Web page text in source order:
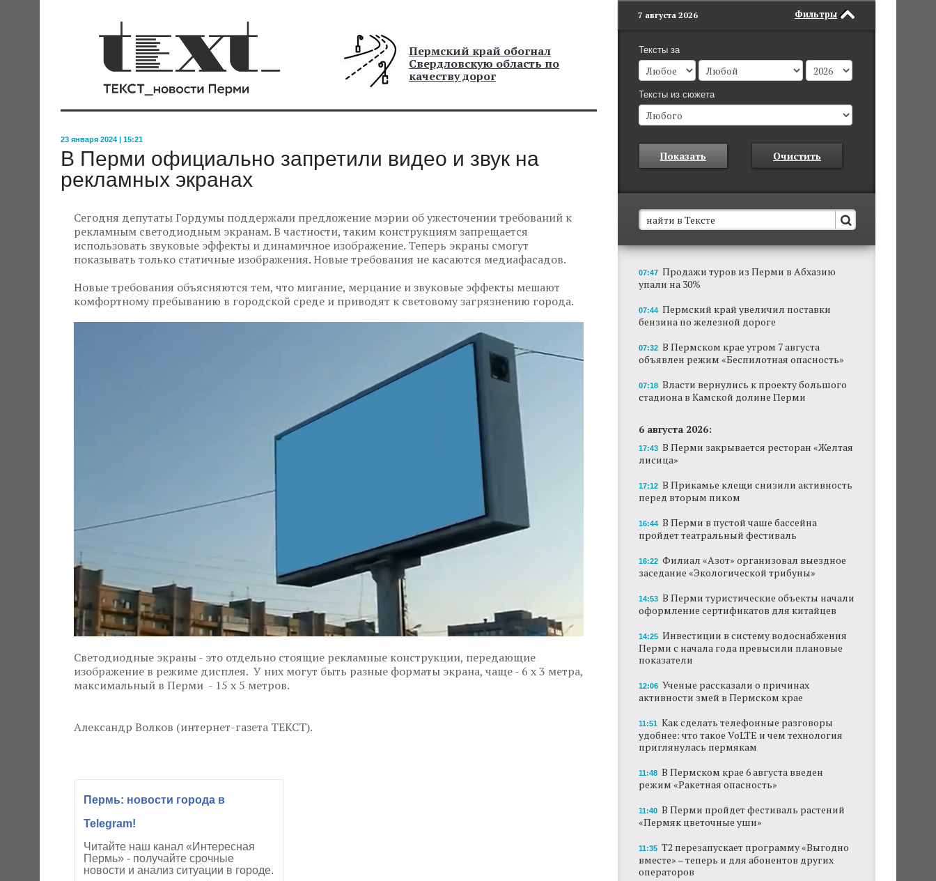
Пермский край обогнал
Свердловскую область по
качеству дорог
23 января 2024 | 15:21
В Перми официально запретили видео и звук на
рекламных экранах
Сегодня депутаты Гордумы поддержали предложение мэрии об ужесточении требований к
рекламным светодиодным экранам. В частности, таким конструкциям запрещается
использовать звуковые эффекты и динамичное изображение. Теперь экраны смогут
показывать только статичные изображения. Новые требования не касаются медиа­фасадов.
Новые требования объясняются тем, что мигание, мерцание и звуковые эффекты мешают
комфортному пребыванию в городской среде и приводят к световому загрязнению города.
Светодиодные экраны - это отдельно стоящие рекламные конструкции, передающие
изображение в режиме дисплея. У них могут быть разные форматы экрана, чаще - 6 x 3 метра,
максимальный в Перми - 15 x 5 метров.
Александр Волков (интернет-газета ТЕКСТ).
Пермь: новости города в
Telegram!
Читайте наш канал «Интересная
Пермь» - получайте срочные
новости и анализ ситуации в городе.
Фильтры
7 августа 2026
Тексты за
Тексты из сюжета
Показать Очистить
В Пермском крае установят новые станции
обнаружения беспилотников
Они используются для обнаружения и
отслеживания БПЛА в воздухе.
Продажи туров из Перми в Абхазию упали
на 30%
стадиона в Камской долине Перми
лисица»
В Перми в пустой чаше бассейна пройдет
театральный фестиваль
В Перми туристические объекты начали
оформление сертификатов для китайцев
Ученые рассказали о причинах активности
змей в Пермском крае
Ученые начали изучение состояния
Кунгурской ледяной пещеры
07:47 Продажи туров из Перми в Абхазию
упали на 30%
07:44 Пермский край увеличил поставки
бензина по железной дороге
07:32 В Пермском крае утром 7 августа
объявлен режим «Беспилотная опасность»
07:18 Власти вернулись к проекту большого
стадиона в Камской долине Перми
6 августа 2026:
17:43 В Перми закрывается ресторан «Желтая
лисица»
17:12 В Прикамье клещи снизили активность
перед вторым пиком
16:44 В Перми в пустой чаше бассейна
пройдет театральный фестиваль
16:22 Филиал «Азот» организовал выездное
заседание «Экологической трибуны»
14:53 В Перми туристические объекты начали
оформление сертификатов для китайцев
14:25 Инвестиции в систему водоснабжения
Перми с начала года превысили плановые
показатели
12:06 Ученые рассказали о причинах
активности змей в Пермском крае
11:51 Как сделать телефонные разговоры
удобнее: что такое VoLTE и чем технология
приглянулась пермякам
11:48 В Пермском крае 6 августа введен
режим «Ракетная опасность»
11:40 В Перми пройдет фестиваль растений
«Пермяк цветочные уши»
11:35 Т2 перезапускает программу «Выгодно
вместе» – теперь и для абонентов других
операторов